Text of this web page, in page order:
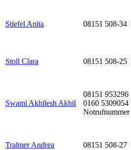
Stiefel Anita 08151 508-34
Stoll Clara 08151 508-25
Swami Akhilesh Akhil
08151 953296
0160 5309054
Notrufnummer
Tralmer Andrea 08151 508-27